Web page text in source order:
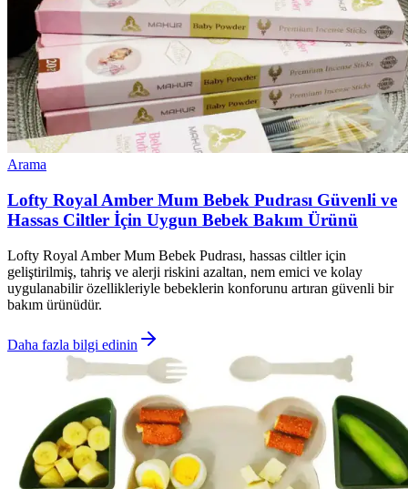
Arama
Lofty Royal Amber Mum Bebek Pudrası Güvenli ve
Hassas Ciltler İçin Uygun Bebek Bakım Ürünü
Lofty Royal Amber Mum Bebek Pudrası, hassas ciltler için
geliştirilmiş, tahriş ve alerji riskini azaltan, nem emici ve kolay
uygulanabilir özellikleriyle bebeklerin konforunu artıran güvenli bir
bakım ürünüdür.
Daha fazla bilgi edinin